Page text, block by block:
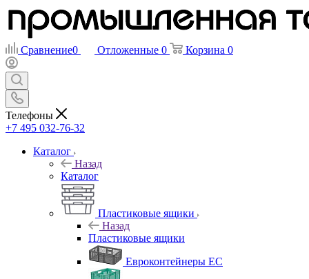
Сравнение0 Отложенные 0 Корзина 0
Телефоны
+7 495 032-76-32
Каталог
Назад
Каталог
Пластиковые ящики
Назад
Пластиковые ящики
Евроконтейнеры ЕС